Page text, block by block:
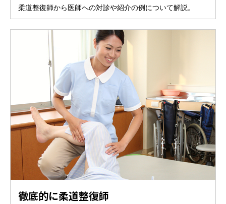
柔道整復師から医師への対診や紹介の例について解説。
徹底的に柔道整復師